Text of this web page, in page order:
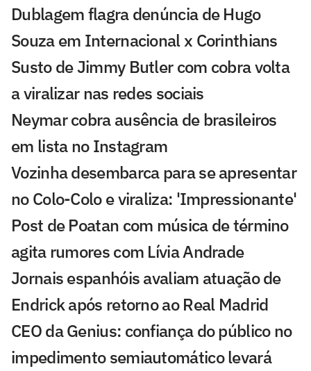
Dublagem flagra denúncia de Hugo
Souza em Internacional x Corinthians
Susto de Jimmy Butler com cobra volta
a viralizar nas redes sociais
Neymar cobra ausência de brasileiros
em lista no Instagram
Vozinha desembarca para se apresentar
no Colo-Colo e viraliza: 'Impressionante'
Post de Poatan com música de término
agita rumores com Lívia Andrade
Jornais espanhóis avaliam atuação de
Endrick após retorno ao Real Madrid
CEO da Genius: confiança do público no
impedimento semiautomático levará